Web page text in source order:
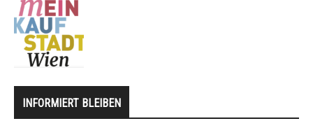
INFORMIERT BLEIBEN